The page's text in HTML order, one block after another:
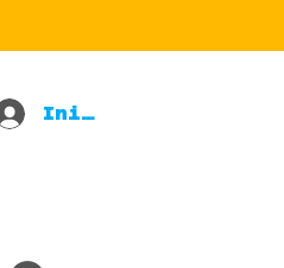
Iniciar sesión